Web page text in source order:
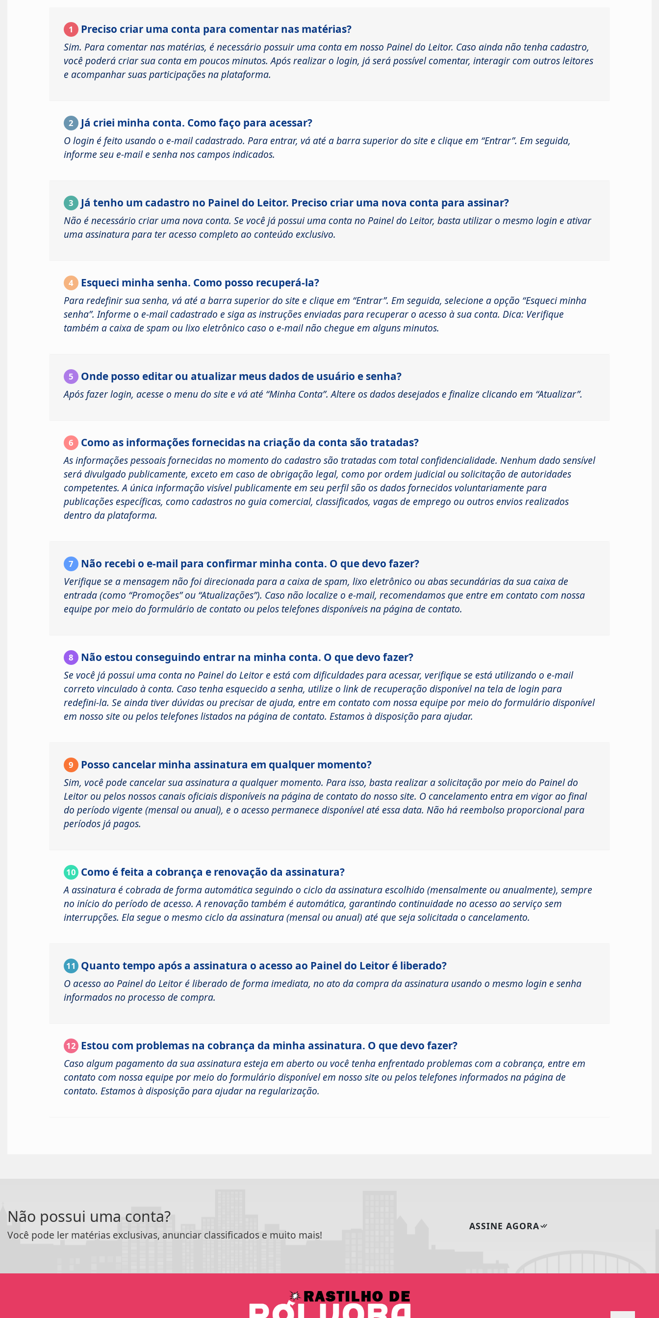
1 Preciso criar uma conta para comentar nas matérias?
Sim. Para comentar nas matérias, é necessário possuir uma conta em nosso Painel do Leitor. Caso ainda não tenha cadastro,
você poderá criar sua conta em poucos minutos. Após realizar o login, já será possível comentar, interagir com outros leitores
e acompanhar suas participações na plataforma.
2 Já criei minha conta. Como faço para acessar?
O login é feito usando o e-mail cadastrado. Para entrar, vá até a barra superior do site e clique em “Entrar”. Em seguida,
informe seu e-mail e senha nos campos indicados.
3 Já tenho um cadastro no Painel do Leitor. Preciso criar uma nova conta para assinar?
Não é necessário criar uma nova conta. Se você já possui uma conta no Painel do Leitor, basta utilizar o mesmo login e ativar
uma assinatura para ter acesso completo ao conteúdo exclusivo.
4 Esqueci minha senha. Como posso recuperá-la?
Para redefinir sua senha, vá até a barra superior do site e clique em “Entrar”. Em seguida, selecione a opção “Esqueci minha
senha”. Informe o e-mail cadastrado e siga as instruções enviadas para recuperar o acesso à sua conta. Dica: Verifique
também a caixa de spam ou lixo eletrônico caso o e-mail não chegue em alguns minutos.
5 Onde posso editar ou atualizar meus dados de usuário e senha?
Após fazer login, acesse o menu do site e vá até “Minha Conta”. Altere os dados desejados e finalize clicando em “Atualizar”.
6 Como as informações fornecidas na criação da conta são tratadas?
As informações pessoais fornecidas no momento do cadastro são tratadas com total confidencialidade. Nenhum dado sensível
será divulgado publicamente, exceto em caso de obrigação legal, como por ordem judicial ou solicitação de autoridades
competentes. A única informação visível publicamente em seu perfil são os dados fornecidos voluntariamente para
publicações específicas, como cadastros no guia comercial, classificados, vagas de emprego ou outros envios realizados
dentro da plataforma.
7 Não recebi o e-mail para confirmar minha conta. O que devo fazer?
Verifique se a mensagem não foi direcionada para a caixa de spam, lixo eletrônico ou abas secundárias da sua caixa de
entrada (como “Promoções” ou “Atualizações”). Caso não localize o e-mail, recomendamos que entre em contato com nossa
equipe por meio do formulário de contato ou pelos telefones disponíveis na página de contato.
8 Não estou conseguindo entrar na minha conta. O que devo fazer?
Se você já possui uma conta no Painel do Leitor e está com dificuldades para acessar, verifique se está utilizando o e-mail
correto vinculado à conta. Caso tenha esquecido a senha, utilize o link de recuperação disponível na tela de login para
redefini-la. Se ainda tiver dúvidas ou precisar de ajuda, entre em contato com nossa equipe por meio do formulário disponível
em nosso site ou pelos telefones listados na página de contato. Estamos à disposição para ajudar.
9 Posso cancelar minha assinatura em qualquer momento?
Sim, você pode cancelar sua assinatura a qualquer momento. Para isso, basta realizar a solicitação por meio do Painel do
Leitor ou pelos nossos canais oficiais disponíveis na página de contato do nosso site. O cancelamento entra em vigor ao final
do período vigente (mensal ou anual), e o acesso permanece disponível até essa data. Não há reembolso proporcional para
períodos já pagos.
10 Como é feita a cobrança e renovação da assinatura?
A assinatura é cobrada de forma automática seguindo o ciclo da assinatura escolhido (mensalmente ou anualmente), sempre
no início do período de acesso. A renovação também é automática, garantindo continuidade no acesso ao serviço sem
interrupções. Ela segue o mesmo ciclo da assinatura (mensal ou anual) até que seja solicitada o cancelamento.
11 Quanto tempo após a assinatura o acesso ao Painel do Leitor é liberado?
O acesso ao Painel do Leitor é liberado de forma imediata, no ato da compra da assinatura usando o mesmo login e senha
informados no processo de compra.
12 Estou com problemas na cobrança da minha assinatura. O que devo fazer?
Caso algum pagamento da sua assinatura esteja em aberto ou você tenha enfrentado problemas com a cobrança, entre em
contato com nossa equipe por meio do formulário disponível em nosso site ou pelos telefones informados na página de
contato. Estamos à disposição para ajudar na regularização.
Não possui uma conta?
Você pode ler matérias exclusivas, anunciar classificados e muito mais!
ASSINE AGORA